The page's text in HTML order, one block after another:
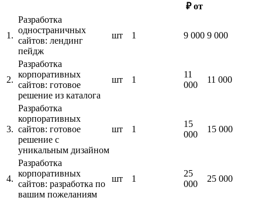
₽ от
1.
Разработка
одностраничных
сайтов: лендинг
пейдж
шт 1 9 000 9 000
2.
Разработка
корпоративных
сайтов: готовое
решение из каталога
шт 1
11
000
11 000
3.
Разработка
корпоративных
сайтов: готовое
решение с
уникальным дизайном
шт 1
15
000
15 000
4.
Разработка
корпоративных
сайтов: разработка по
вашим пожеланиям
шт 1
25
000
25 000